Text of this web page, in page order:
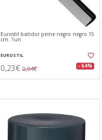
Eurostil batidor peine negro negro 15
cm. 1un
EUROSTIL
0,23€ 0,64€ - 64%